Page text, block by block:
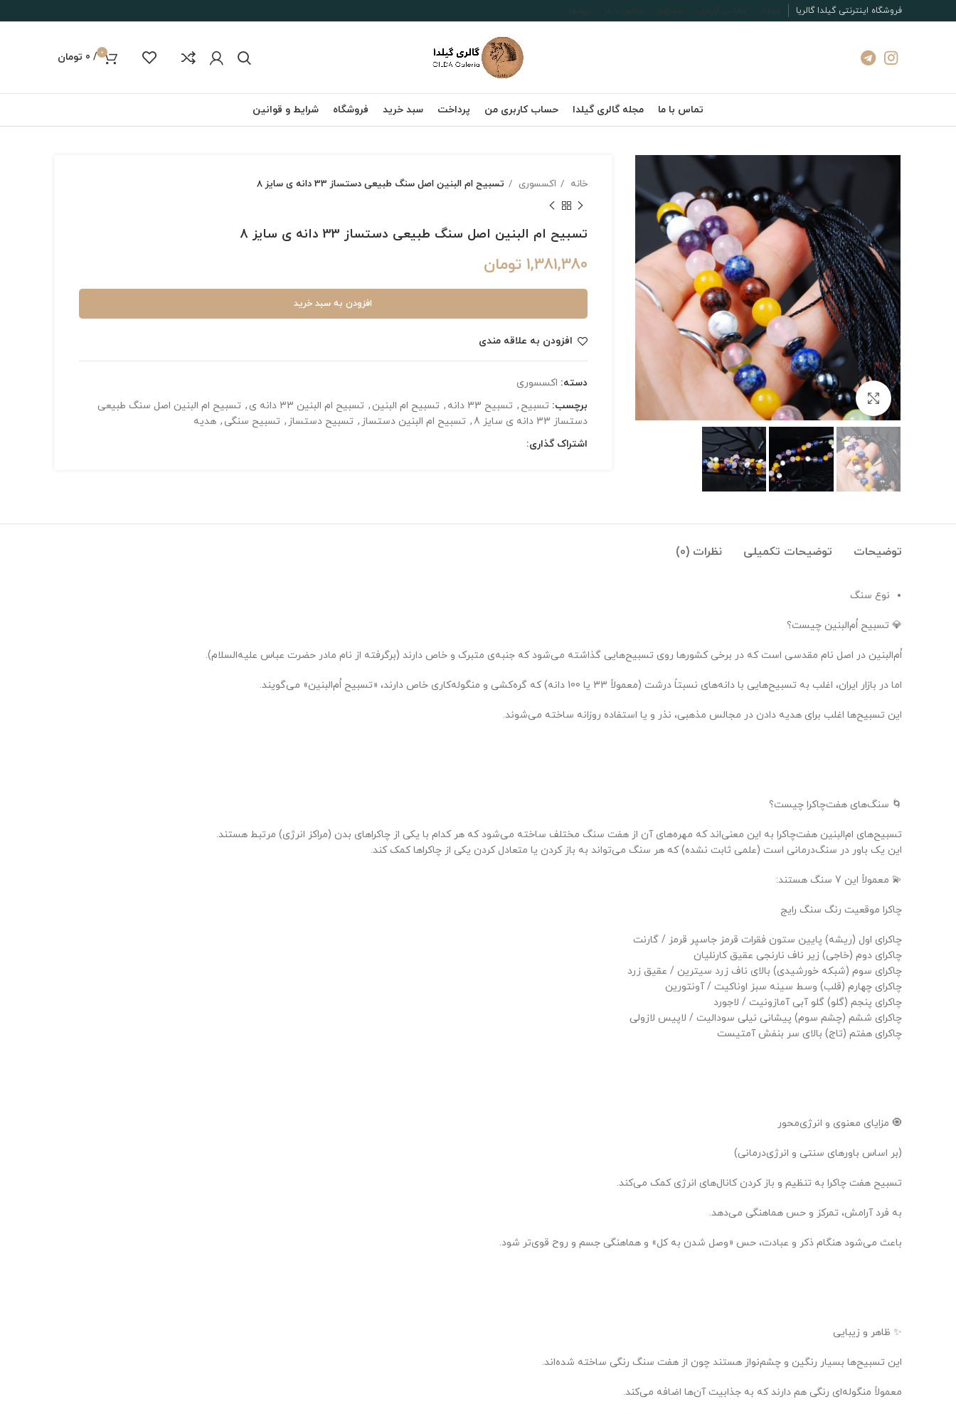
فروشگاه اینترنتی گیلدا گالریا مجله مطالب کاربران مشاوره تماس با ما برندها
0
/
0 تومان
تماس با ما مجله گالری گیلدا حساب کاربری من پرداخت سبد خرید فروشگاه شرایط و قوانین
بزرگنمایی تصویر
خانه اکسسوری تسبیح ام البنین اصل سنگ طبیعی دستساز 33 دانه ی سایز 8
تسبیح ام البنین اصل سنگ طبیعی دستساز 33 دانه ی سایز 8
1,381,380 تومان
افزودن به سبد خرید
افزودن به علاقه مندی
دسته: اکسسوری
برچسب: تسبیح , تسبیح 33 دانه , تسبیح ام البنین , تسبیح ام البنین 33 دانه ی , تسبیح ام البنین اصل سنگ طبیعی
دستساز 33 دانه ی سایز 8
, تسبیح ام البنین دستساز , تسبیح دستساز , تسبیح سنگی , هدیه
اشتراک گذاری:
توضیحات توضیحات تکمیلی نظرات (0)
نوع سنگ
💎 تسبیح اُم‌البنین چیست؟
اُم‌البنین در اصل نام مقدسی است که در برخی کشورها روی تسبیح‌هایی گذاشته می‌شود که جنبه‌ی متبرک و خاص دارند (برگرفته از نام مادر حضرت عباس علیه‌السلام).
اما در بازار ایران، اغلب به تسبیح‌هایی با دانه‌های نسبتاً درشت (معمولاً 33 یا 100 دانه) که گره‌کشی و منگوله‌کاری خاص دارند، «تسبیح اُم‌البنین» می‌گویند.
این تسبیح‌ها اغلب برای هدیه دادن در مجالس مذهبی، نذر و یا استفاده روزانه ساخته می‌شوند.
🌀 سنگ‌های هفت‌چاکرا چیست؟
تسبیح‌های ام‌البنین هفت‌چاکرا به این معنی‌اند که مهره‌های آن از هفت سنگ مختلف ساخته می‌شود که هر کدام با یکی از چاکراهای بدن (مراکز انرژی) مرتبط هستند.
این یک باور در سنگ‌درمانی است (علمی ثابت نشده) که هر سنگ می‌تواند به باز کردن یا متعادل کردن یکی از چاکراها کمک کند.
💫 معمولاً این 7 سنگ هستند:
چاکرا موقعیت رنگ سنگ رایج
چاکرای اول (ریشه) پایین ستون فقرات قرمز جاسپر قرمز / گارنت
چاکرای دوم (خاجی) زیر ناف نارنجی عقیق کارنلیان
چاکرای سوم (شبکه خورشیدی) بالای ناف زرد سیترین / عقیق زرد
چاکرای چهارم (قلب) وسط سینه سبز اوناکیت / آونتورین
چاکرای پنجم (گلو) گلو آبی آمازونیت / لاجورد
چاکرای ششم (چشم سوم) پیشانی نیلی سودالیت / لاپیس لازولی
چاکرای هفتم (تاج) بالای سر بنفش آمتیست
🧿 مزایای معنوی و انرژی‌محور
(بر اساس باورهای سنتی و انرژی‌درمانی)
تسبیح هفت چاکرا به تنظیم و باز کردن کانال‌های انرژی کمک می‌کند.
به فرد آرامش، تمرکز و حس هماهنگی می‌دهد.
باعث می‌شود هنگام ذکر و عبادت، حس «وصل شدن به کل» و هماهنگی جسم و روح قوی‌تر شود.
✨ ظاهر و زیبایی
این تسبیح‌ها بسیار رنگین و چشم‌نواز هستند چون از هفت سنگ رنگی ساخته شده‌اند.
معمولاً منگوله‌ای رنگی هم دارند که به جذابیت آن‌ها اضافه می‌کند.